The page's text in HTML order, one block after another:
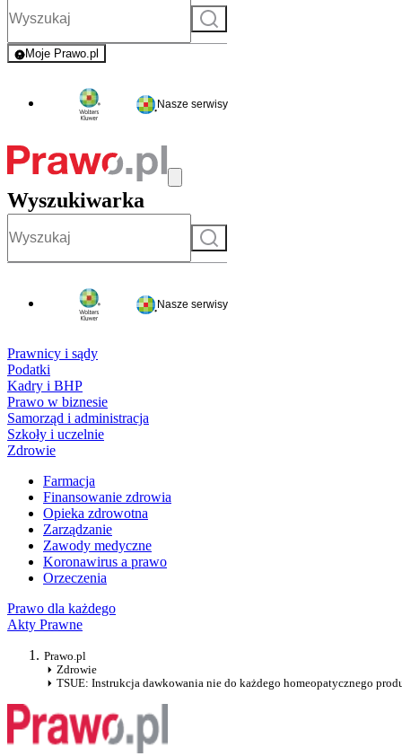
Szukaj
Moje Prawo.pl
- rejestracja i logowanie do serwisu
Nasze serwisy
Wyszukiwarka
Szukaj
Nasze serwisy
Prawnicy i sądy
Podatki
Kadry i BHP
Prawo w biznesie
Samorząd i administracja
Szkoły i uczelnie
Zdrowie
Farmacja
Finansowanie zdrowia
Opieka zdrowotna
Zarządzanie
Zawody medyczne
Koronawirus a prawo
Orzeczenia
Prawo dla każdego
Akty Prawne
Prawo.pl
Zdrowie
TSUE: Instrukcja dawkowania nie do każdego homeopatycznego